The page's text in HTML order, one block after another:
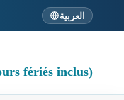
العربية
fériés inclus)